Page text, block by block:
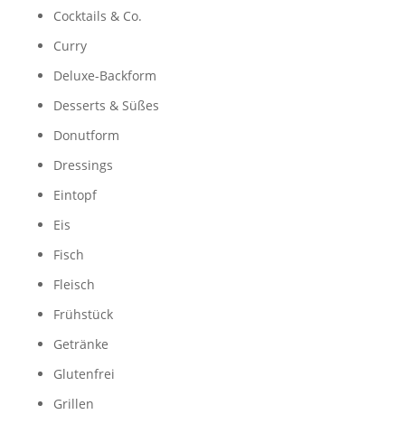
Cocktails & Co.
Curry
Deluxe-Backform
Desserts & Süßes
Donutform
Dressings
Eintopf
Eis
Fisch
Fleisch
Frühstück
Getränke
Glutenfrei
Grillen